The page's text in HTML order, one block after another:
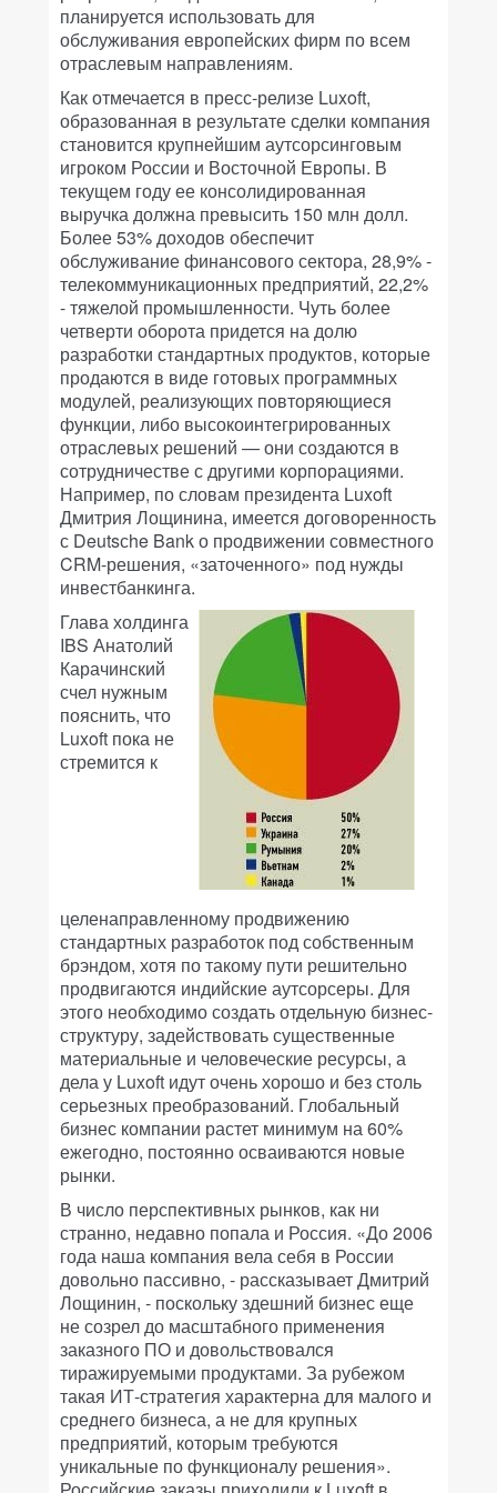
планируется использовать для
обслуживания европейских фирм по всем
отраслевым направлениям.
Как отмечается в пресс-релизе Luxoft,
образованная в результате сделки компания
становится крупнейшим аутсорсинговым
игроком России и Восточной Европы. В
текущем году ее консолидированная
выручка должна превысить 150 млн долл.
Более 53% доходов обеспечит
обслуживание финансового сектора, 28,9% -
телекоммуникационных предприятий, 22,2%
- тяжелой промышленности. Чуть более
четверти оборота придется на долю
разработки стандартных продуктов, которые
продаются в виде готовых программных
модулей, реализующих повторяющиеся
функции, либо высокоинтегрированных
отраслевых решений — они создаются в
сотрудничестве с другими корпорациями.
Например, по словам президента Luxoft
Дмитрия Лощинина, имеется договоренность
с Deutsсhe Bank о продвижении совместного
CRM-решения, «заточенного» под нужды
инвестбанкинга.
Глава холдинга
IBS Анатолий
Карачинский
счел нужным
пояснить, что
Luxoft пока не
стремится к
целенаправленному продвижению
стандартных разработок под собственным
брэндом, хотя по такому пути решительно
продвигаются индийские аутсорсеры. Для
этого необходимо создать отдельную бизнес-
структуру, задействовать существенные
материальные и человеческие ресурсы, а
дела у Luxoft идут очень хорошо и без столь
серьезных преобразований. Глобальный
бизнес компании растет минимум на 60%
ежегодно, постоянно осваиваются новые
рынки.
В число перспективных рынков, как ни
странно, недавно попала и Россия. «До 2006
года наша компания вела себя в России
довольно пассивно, - рассказывает Дмитрий
Лощинин, - поскольку здешний бизнес еще
не созрел до масштабного применения
заказного ПО и довольствовался
тиражируемыми продуктами. За рубежом
такая ИТ-стратегия характерна для малого и
среднего бизнеса, а не для крупных
предприятий, которым требуются
уникальные по функционалу решения».